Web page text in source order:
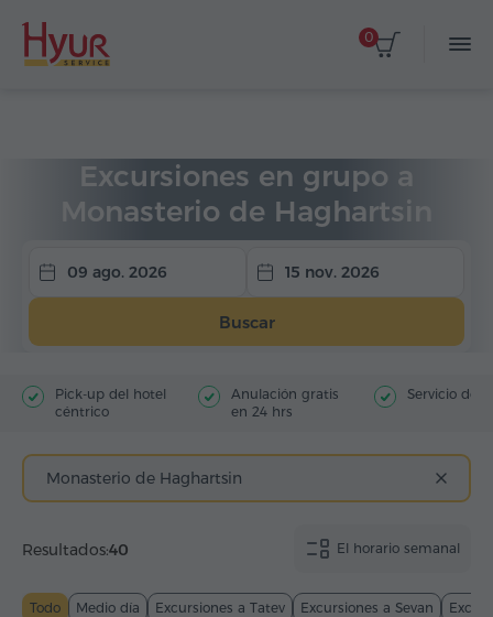
0
Excursiones en grupo a
Monasterio de Haghartsin
09 ago. 2026 15 nov. 2026
Buscar
Pick-up del hotel
céntrico
Anulación gratis
en 24 hrs
Servicio de
Monasterio de Haghartsin
El horario semanal
Resultados:40
Todo Medio día Excursiones a Tatev Excursiones a Sevan